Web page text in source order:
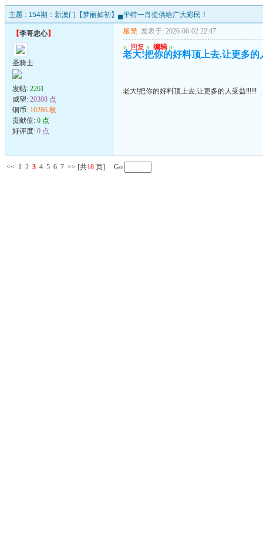
主题 : 154期：新澳门【梦丽如初】▄平特一肖提供给广大彩民！
【李哥忠心】
圣骑士
发帖: 2261
威望: 20308 点
铜币: 10286 枚
贡献值: 0 点
好评度: 0 点
板凳 发表于: 2026-06-02 22:47
u 回复 u 编辑 u
老大!把你的好料顶上去,让更多
老大!把你的好料顶上去,让更多的人受益!!!!!!
<< 1 2 3 4 5 6 7 >> [共18 页] Go